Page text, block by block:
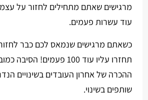
מרגישים שאתם מתחילים לחזור על
עוד עשרות פעמים.
כשאתם מרגישים שנמאס לכם כבר לחזור
תחזרו עליו עוד 100 פעמים!
ההכרה של אחרון העובדים בשינויים
שותפים בשינוי.